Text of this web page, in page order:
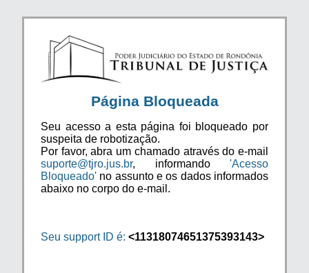
Página Bloqueada
Seu acesso a esta página foi bloqueado por
suspeita de robotização.
Por favor, abra um chamado através do e-mail
suporte@tjro.jus.br, informando 'Acesso
Bloqueado' no assunto e os dados informados
abaixo no corpo do e-mail.
Seu support ID é: <11318074651375393143>